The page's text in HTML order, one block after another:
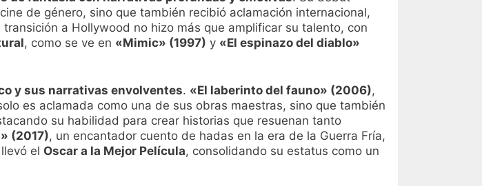
de género, sino que también recibió aclamación internacional,
a Hollywood no hizo más que amplificar su talento, con
, como se ve en «Mimic» (1997) y «El espinazo del diablo»
y sus narrativas envolventes. «El laberinto del fauno» (2006),
es aclamada como una de sus obras maestras, sino que también
su habilidad para crear historias que resuenan tanto
(2017), un encantador cuento de hadas en la era de la Guerra Fría,
el Oscar a la Mejor Película, consolidando su estatus como un